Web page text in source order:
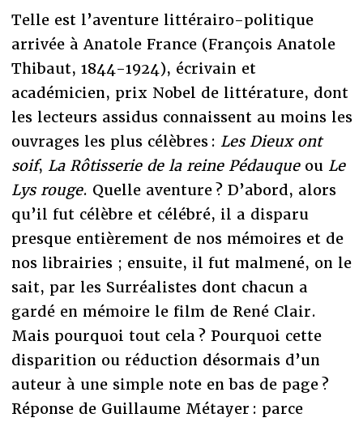
Telle est l’aventure littérairo-politique
arrivée à Anatole France (François Anatole
Thibaut, 1844-1924), écrivain et
académicien, prix Nobel de littérature, dont
les lecteurs assidus connaissent au moins les
ouvrages les plus célèbres : Les Dieux ont
soif, La Rôtisserie de la reine Pédauqueou Le
Lys rouge. Quelle aventure ? D’abord, alors
qu’il fut célèbre et célébré, il a disparu
presque entièrement de nos mémoires et de
nos librairies ; ensuite, il fut malmené, on le
sait, par les Surréalistes dont chacun a
gardé en mémoire le film de René Clair.
Mais pourquoi tout cela ? Pourquoi cette
disparition ou réduction désormais d’un
auteur à une simple note en bas de page ?
Réponse de Guillaume Métayer : parce